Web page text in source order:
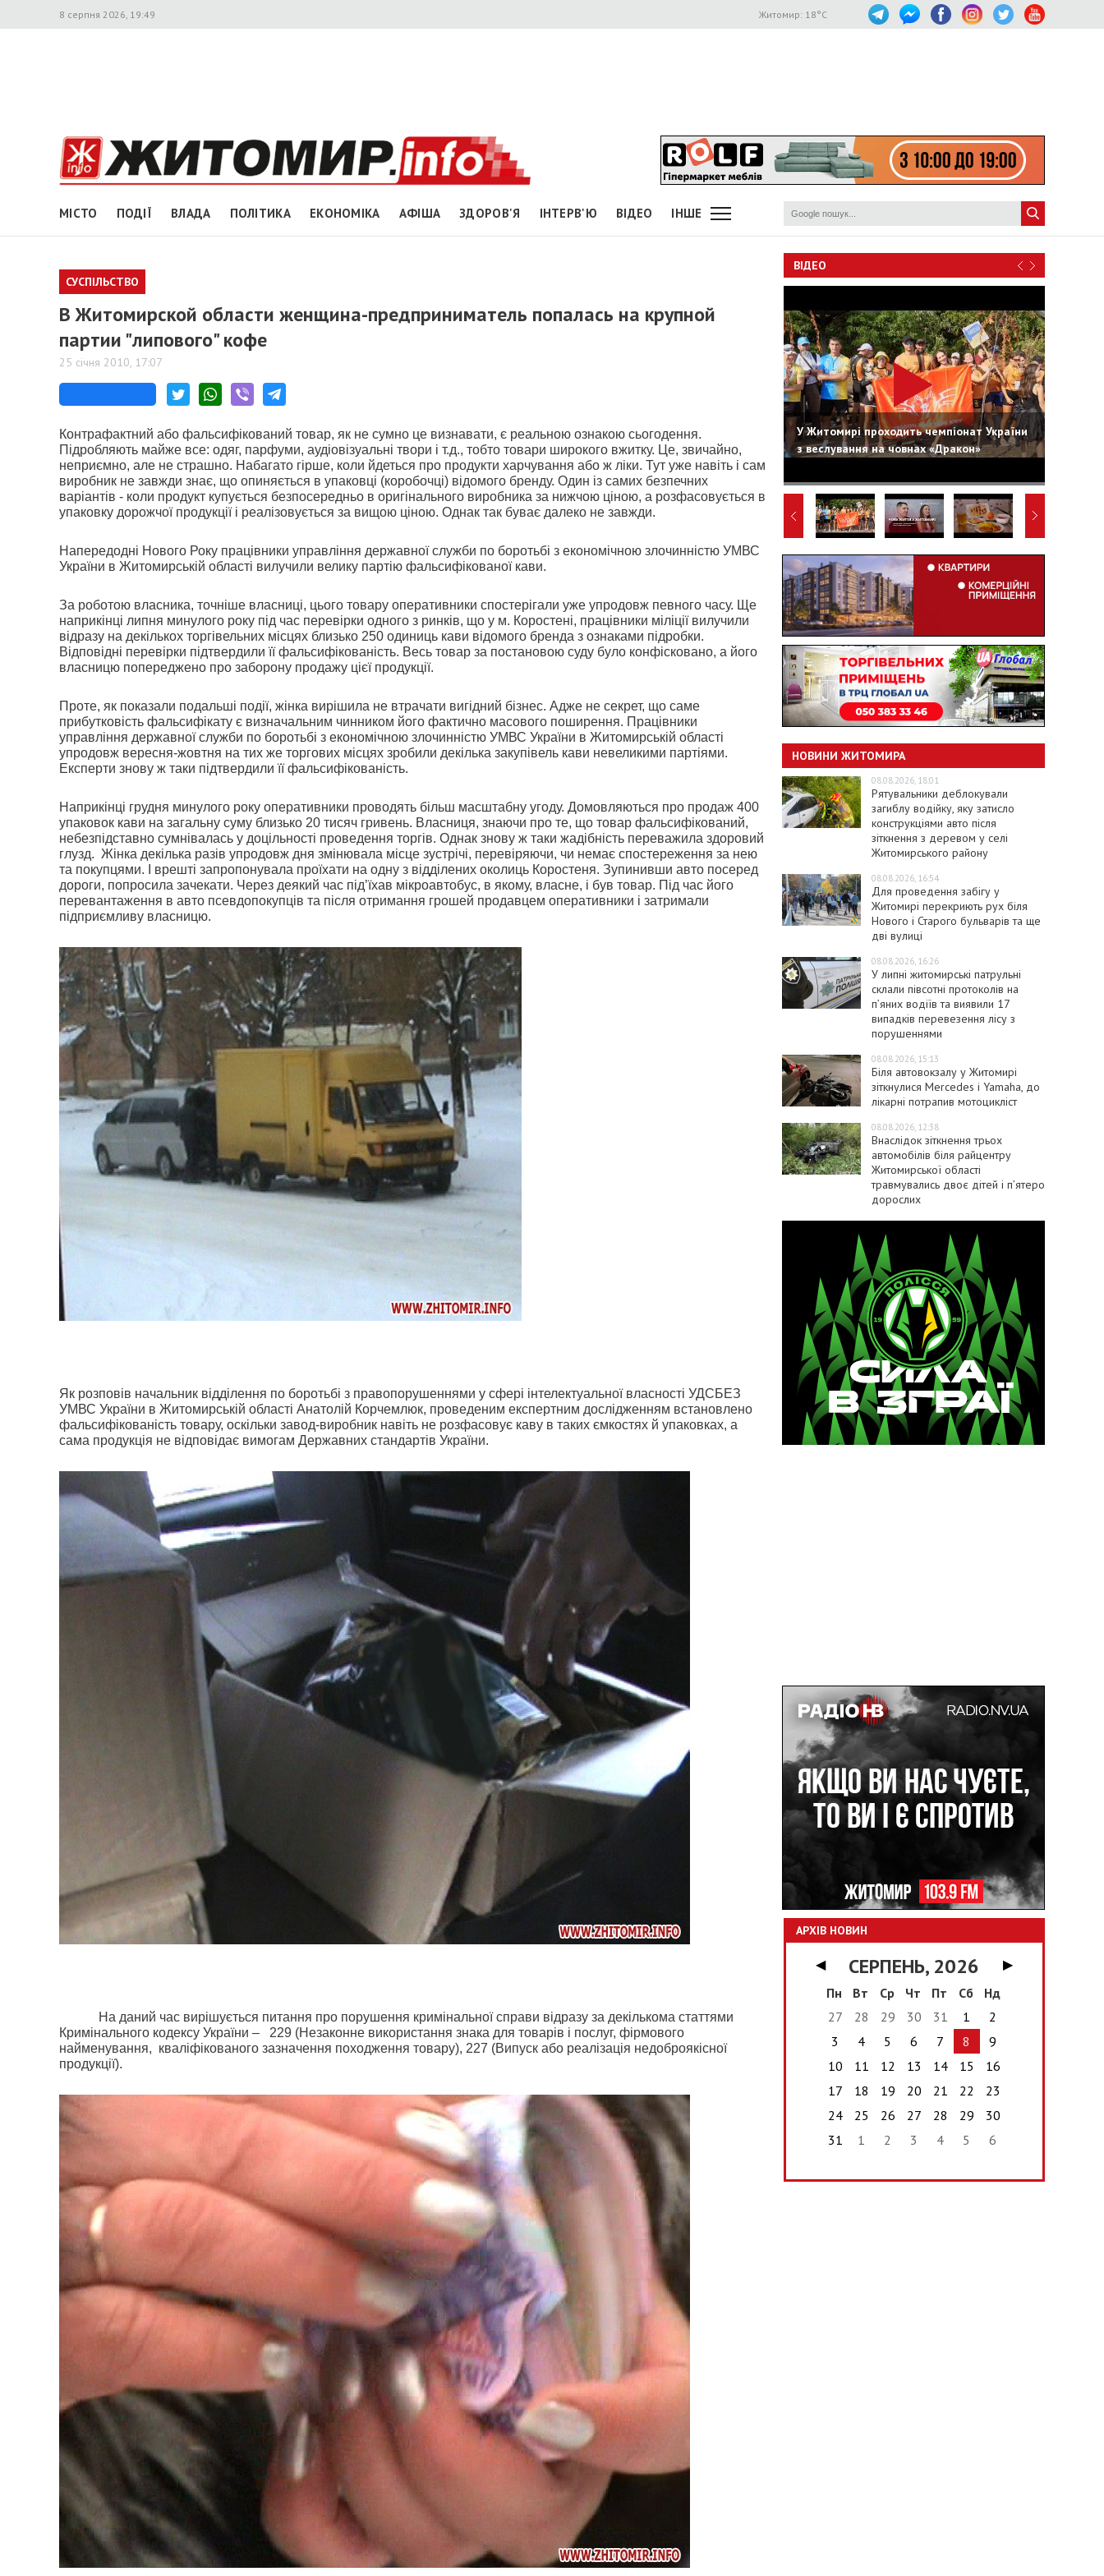
8 серпня 2026, 19:49 Житомир: 18°C
МІСТО ПОДІЇ ВЛАДА ПОЛІТИКА ЕКОНОМІКА АФІША ЗДОРОВ'Я ІНТЕРВ'Ю ВІДЕО ІНШЕ
СУСПІЛЬСТВО
В Житомирской области женщина-предприниматель попалась на крупной
партии "липового" кофе
25 січня 2010, 17:07
Контрафактний або фальсифікований товар, як не сумно це визнавати, є реальною ознакою сьогодення.
Підробляють майже все: одяг, парфуми, аудіовізуальні твори і т.д., тобто товари широкого вжитку. Це, звичайно,
неприємно, але не страшно. Набагато гірше, коли йдеться про продукти харчування або ж ліки. Тут уже навіть і сам
виробник не завжди знає, що опиняється в упаковці (коробочці) відомого бренду. Один із самих безпечних
варіантів - коли продукт купується безпосередньо в оригінального виробника за нижчою ціною, а розфасовується в
упаковку дорожчої продукції і реалізовується за вищою ціною. Однак так буває далеко не завжди.
Напередодні Нового Року працівники управління державної служби по боротьбі з економічною злочинністю УМВС
України в Житомирській області вилучили велику партію фальсифікованої кави.
За роботою власника, точніше власниці, цього товару оперативники спостерігали уже упродовж певного часу. Ще
наприкінці липня минулого року під час перевірки одного з ринків, що у м. Коростені, працівники міліції вилучили
відразу на декількох торгівельних місцях близько 250 одиниць кави відомого бренда з ознаками підробки.
Відповідні перевірки підтвердили її фальсифікованість. Весь товар за постановою суду було конфісковано, а його
власницю попереджено про заборону продажу цієї продукції.
Проте, як показали подальші події, жінка вирішила не втрачати вигідний бізнес. Адже не секрет, що саме
прибутковість фальсифікату є визначальним чинником його фактично масового поширення. Працівники
управління державної служби по боротьбі з економічною злочинністю УМВС України в Житомирській області
упродовж вересня-жовтня на тих же торгових місцях зробили декілька закупівель кави невеликими партіями.
Експерти знову ж таки підтвердили її фальсифікованість.
Наприкінці грудня минулого року оперативники проводять більш масштабну угоду. Домовляються про продаж 400
упаковок кави на загальну суму близько 20 тисяч гривень. Власниця, знаючи про те, що товар фальсифікований,
небезпідставно сумнівалась у доцільності проведення торгів. Однак знову ж таки жадібність переважила здоровий
глузд. Жінка декілька разів упродовж дня змінювала місце зустрічі, перевіряючи, чи немає спостереження за нею
та покупцями. І врешті запропонувала проїхати на одну з відділених околиць Коростеня. Зупинивши авто посеред
дороги, попросила зачекати. Через деякий час під’їхав мікроавтобус, в якому, власне, і був товар. Під час його
перевантаження в авто псевдопокупців та після отримання грошей продавцем оперативники і затримали
підприємливу власницю.
Як розповів начальник відділення по боротьбі з правопорушеннями у сфері інтелектуальної власності УДСБЕЗ
УМВС України в Житомирській області Анатолій Корчемлюк, проведеним експертним дослідженням встановлено
фальсифікованість товару, оскільки завод-виробник навіть не розфасовує каву в таких ємкостях й упаковках, а
сама продукція не відповідає вимогам Державних стандартів України.
На даний час вирішується питання про порушення кримінальної справи відразу за декількома статтями
Кримінального кодексу України –
229 (Незаконне використання знака для товарів і послуг, фірмового
найменування, кваліфікованого зазначення походження товару), 227 (Випуск або реалізація недоброякісної
продукції).
ВІДЕО
У Житомирі проходить чемпіонат України
з веслування на човнах «Дракон»
НОВИНИ ЖИТОМИРА
08.08.2026, 18:01
Рятувальники деблокували
загиблу водійку, яку затисло
конструкціями авто після
зіткнення з деревом у селі
Житомирського району
08.08.2026, 16:54
Для проведення забігу у
Житомирі перекриють рух біля
Нового і Старого бульварів та ще
дві вулиці
08.08.2026, 16:26
У липні житомирські патрульні
склали півсотні протоколів на
пʼяних водіїв та виявили 17
випадків перевезення лісу з
порушеннями
08.08.2026, 15:13
Біля автовокзалу у Житомирі
зіткнулися Mercedes і Yamaha, до
лікарні потрапив мотоцикліст
08.08.2026, 12:38
Внаслідок зіткнення трьох
автомобілів біля райцентру
Житомирської області
травмувались двоє дітей і пʼятеро
дорослих
АРХІВ НОВИН
◀ СЕРПЕНЬ, 2026
▶
Пн
Вт Ср Чт Пт Сб
Нд
27
28 29 30 31 1
2
3
4 5 6 7 8
9
10
11 12 13 14 15
16
17
18 19 20 21 22
23
24
25 26 27 28 29
30
31
1 2 3 4 5 6